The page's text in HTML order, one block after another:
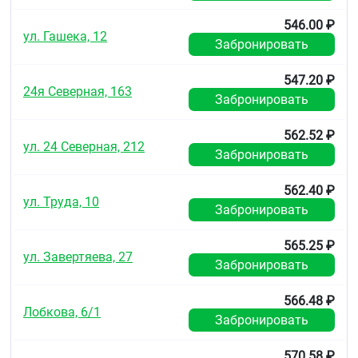
увеличивается на 59 и 72 % соответственно у
пациентов, находящихся на гемодиализе, T½
внепечёночному метаболизму. Выводится
преимущественно (80 %) с желчью, 11 % — почками
Показания
крапивница.
Гиперчувствительность, беременность, период
лактации, детский возраст (до 12 лет).
Хроническая почечная недостаточность
(рекомендуемая суточная доза у таких пациентов
ул. Гашека, 12
546.00 ₽
Забронировать
24я Северная, 163
547.20 ₽
Забронировать
ул. 24 Северная, 212
562.52 ₽
Забронировать
ул. Труда, 10
562.40 ₽
Забронировать
ул. Завертяева, 27
565.25 ₽
Забронировать
Лобкова, 6/1
566.48 ₽
Забронировать